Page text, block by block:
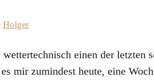
Holger
einen der letzten
mir zumindest heute, eine